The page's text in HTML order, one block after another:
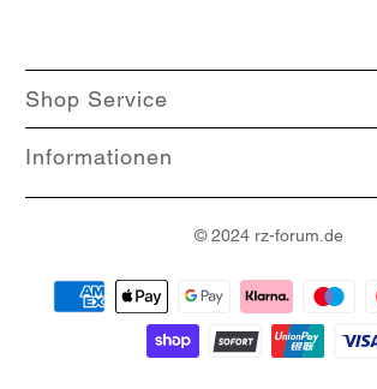
Shop Service
Informationen
© 2024 rz-forum .de